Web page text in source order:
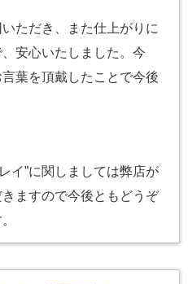
ただき、また仕上がりに
安心いたしました。今
葉を頂戴したことで今後
イ”に関しましては弊店が
ますので今後ともどうぞ